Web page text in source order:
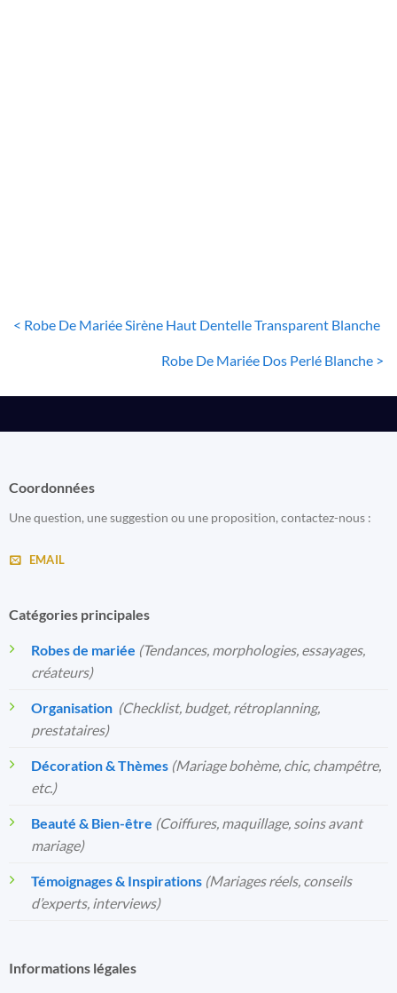
< Robe De Mariée Sirène Haut Dentelle Transparent Blanche
Robe De Mariée Dos Perlé Blanche >
Coordonnées
Une question, une suggestion ou une proposition, contactez-nous :
EMAIL
Catégories principales
Robes de mariée (Tendances, morphologies, essayages,
créateurs)
Organisation️ (Checklist, budget, rétroplanning,
prestataires)
Décoration & Thèmes (Mariage bohème, chic, champêtre,
etc.)
Beauté & Bien-être (Coiffures, maquillage, soins avant
mariage)
Témoignages & Inspirations (Mariages réels, conseils
d’experts, interviews)
Informations légales